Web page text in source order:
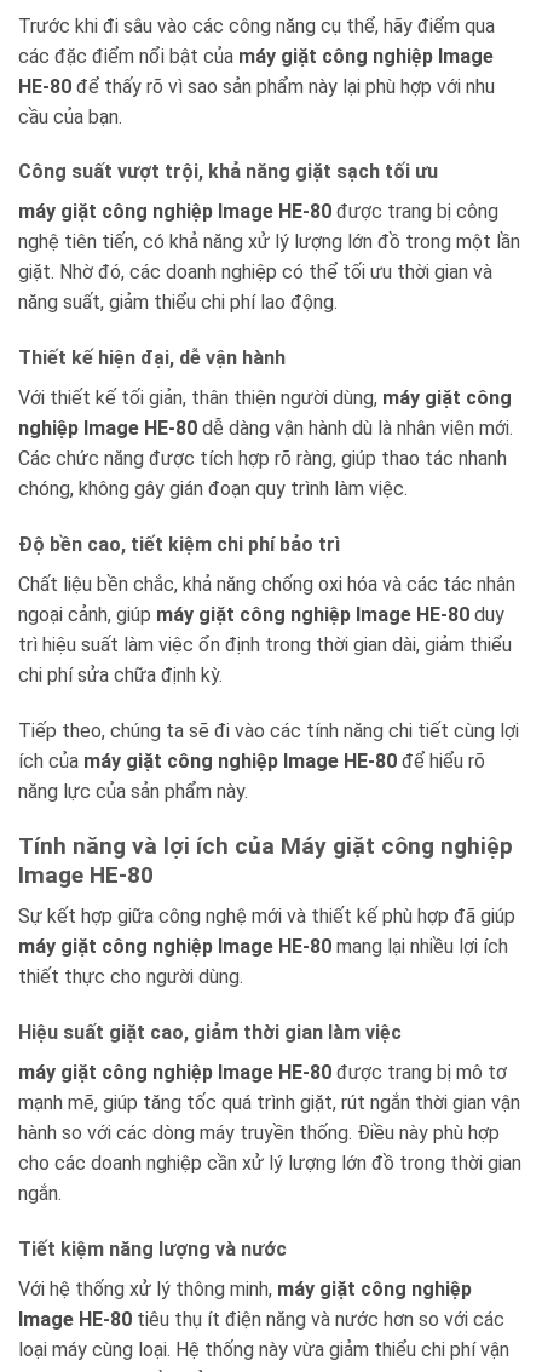
Trước khi đi sâu vào các công năng cụ thể, hãy điểm qua
các đặc điểm nổi bật của máy giặt công nghiệp Image
HE-80 để thấy rõ vì sao sản phẩm này lại phù hợp với nhu
cầu của bạn.
Công suất vượt trội, khả năng giặt sạch tối ưu
máy giặt công nghiệp Image HE-80 được trang bị công
nghệ tiên tiến, có khả năng xử lý lượng lớn đồ trong một lần
giặt. Nhờ đó, các doanh nghiệp có thể tối ưu thời gian và
năng suất, giảm thiểu chi phí lao động.
Thiết kế hiện đại, dễ vận hành
Với thiết kế tối giản, thân thiện người dùng, máy giặt công
nghiệp Image HE-80 dễ dàng vận hành dù là nhân viên mới.
Các chức năng được tích hợp rõ ràng, giúp thao tác nhanh
chóng, không gây gián đoạn quy trình làm việc.
Độ bền cao, tiết kiệm chi phí bảo trì
Chất liệu bền chắc, khả năng chống oxi hóa và các tác nhân
ngoại cảnh, giúp máy giặt công nghiệp Image HE-80 duy
trì hiệu suất làm việc ổn định trong thời gian dài, giảm thiểu
chi phí sửa chữa định kỳ.
Tiếp theo, chúng ta sẽ đi vào các tính năng chi tiết cùng lợi
ích của máy giặt công nghiệp Image HE-80 để hiểu rõ
năng lực của sản phẩm này.
Tính năng và lợi ích của Máy giặt công nghiệp
Image HE-80
Sự kết hợp giữa công nghệ mới và thiết kế phù hợp đã giúp
máy giặt công nghiệp Image HE-80 mang lại nhiều lợi ích
thiết thực cho người dùng.
Hiệu suất giặt cao, giảm thời gian làm việc
máy giặt công nghiệp Image HE-80 được trang bị mô tơ
mạnh mẽ, giúp tăng tốc quá trình giặt, rút ngắn thời gian vận
hành so với các dòng máy truyền thống. Điều này phù hợp
cho các doanh nghiệp cần xử lý lượng lớn đồ trong thời gian
ngắn.
Tiết kiệm năng lượng và nước
Với hệ thống xử lý thông minh, máy giặt công nghiệp
Image HE-80 tiêu thụ ít điện năng và nước hơn so với các
loại máy cùng loại. Hệ thống này vừa giảm thiểu chi phí vận